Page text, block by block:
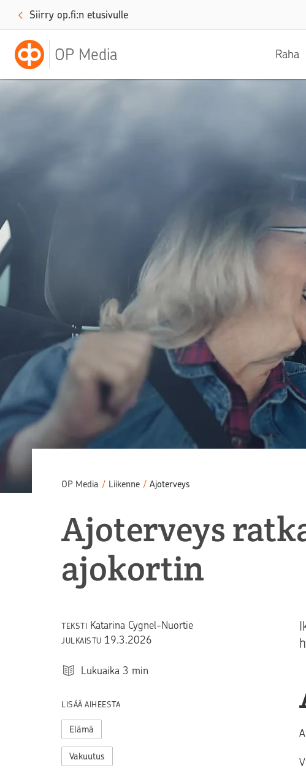
Siirry op.fi:n etusivulle
OP Media Raha
OP Media / Liikenne / Ajoterveys
Ajoterveys
ajokortin
TEKSTI Katarina Cygnel-Nuortie
JULKAISTU 19.3.2026
Lukuaika 3 min
LISÄÄ AIHEESTA
Elämä
Vakuutus